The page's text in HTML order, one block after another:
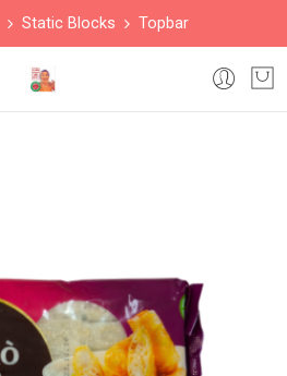
Static Blocks Topbar